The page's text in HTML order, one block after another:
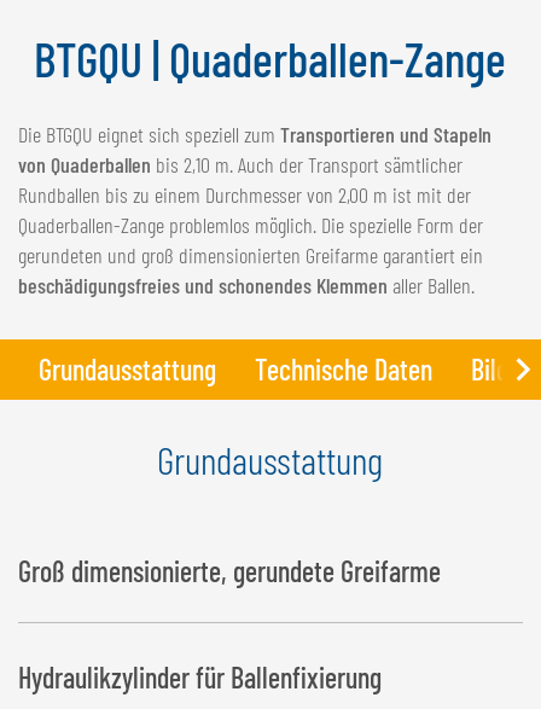
FRANÇAIS
SCHWEIZ
GÖWEIL Schweiz
DEUTSCH
FRANÇAIS
BTGQU | Quaderballen-Zange
Die BTGQU eignet sich speziell zum Transportieren und Stapeln
von Quaderballen bis 2,10 m. Auch der Transport sämtlicher
Rundballen bis zu einem Durchmesser von 2,00 m ist mit der
Quaderballen-Zange problemlos möglich. Die spezielle Form der
gerundeten und groß dimensionierten Greifarme garantiert ein
beschädigungsfreies und schonendes Klemmen aller Ballen.
Grundausstattung Technische Daten Bilder
Grundausstattung
Groß dimensionierte, gerundete Greifarme
Hydraulikzylinder für Ballenfixierung